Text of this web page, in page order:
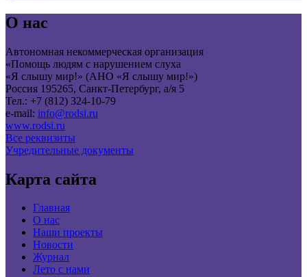
О нас
Автономная некоммерческая организация
«Помощь людям с нарушением слуха
«Я слышу мир!» (АНО «Я слышу мир!»)
Россия 195265, Санкт-Петербург, а/я 5
Тел.: +7 (812) 324-10-79
e-mail: info@rodsi.ru
www.rodsi.ru
Все реквизиты
Учредительные документы
Карта сайта
Главная
О нас
Наши проекты
Новости
Журнал
Лето с нами